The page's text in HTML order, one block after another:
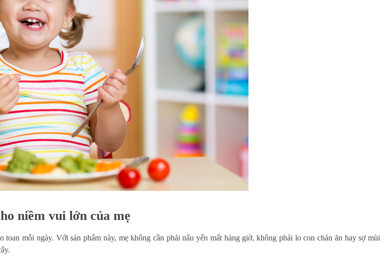
niềm vui lớn của mẹ
mỗi ngày. Với sản phẩm này, mẹ không cần phải nấu yến mất hàng giờ, không phải lo con chán ăn hay sợ mùi